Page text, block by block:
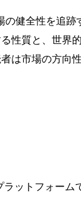
健全性を追
性質と、世界
は市場の方向
ットフォーム